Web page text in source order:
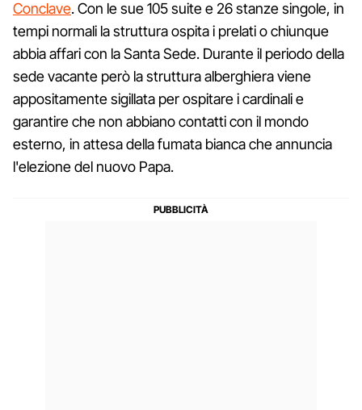
Conclave. Con le sue 105 suite e 26 stanze singole, in
tempi normali la struttura ospita i prelati o chiunque
abbia affari con la Santa Sede. Durante il periodo della
sede vacante però la struttura alberghiera viene
appositamente sigillata per ospitare i cardinali e
garantire che non abbiano contatti con il mondo
esterno, in attesa della fumata bianca che annuncia
l'elezione del nuovo Papa.